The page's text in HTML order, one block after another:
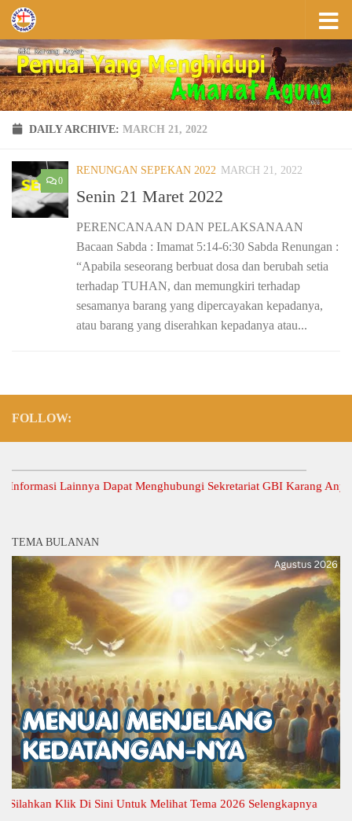
Skip to content
DAILY ARCHIVE: MARCH 21, 2022
0
RENUNGAN SEPEKAN 2022 MARCH 21, 2022
Senin 21 Maret 2022
PERENCANAAN DAN PELAKSANAAN
Bacaan Sabda : Imamat 5:14-6:30 Sabda Renungan :
“Apabila seseorang berbuat dosa dan berubah setia
terhadap TUHAN, dan memungkiri terhadap
sesamanya barang yang dipercayakan kepadanya,
atau barang yang diserahkan kepadanya atau...
FOLLOW:
Lainnya Dapat Menghubungi Sekretariat GBI Karang Anyar.
TEMA BULANAN
Klik Di Sini Untuk Melihat Tema 2026 Selengkapnya